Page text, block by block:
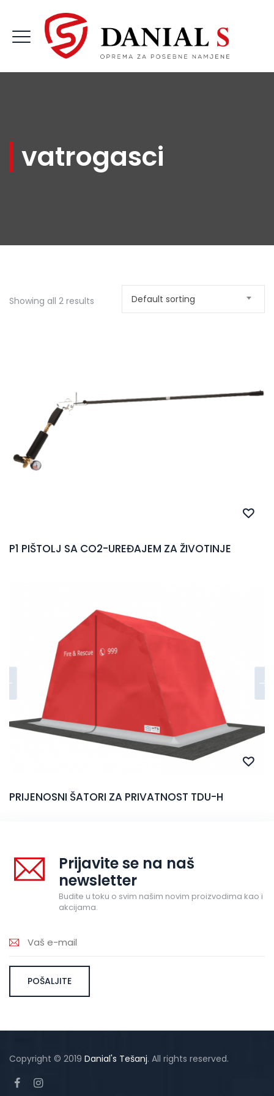
vatrogasci
Showing all 2 results Default sorting
P1 PIŠTOLJ SA CO2-UREĐAJEM ZA ŽIVOTINJE
PRIJENOSNI ŠATORI ZA PRIVATNOST TDU-H
Prijavite se na naš
newsletter
Budite u toku o svim našim novim proizvodima kao i
akcijama.
Copyright © 2019 Danial's Tešanj. All rights reserved.